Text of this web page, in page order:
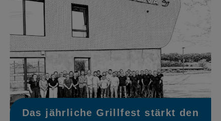
Das jährliche Grillfest stärkt den